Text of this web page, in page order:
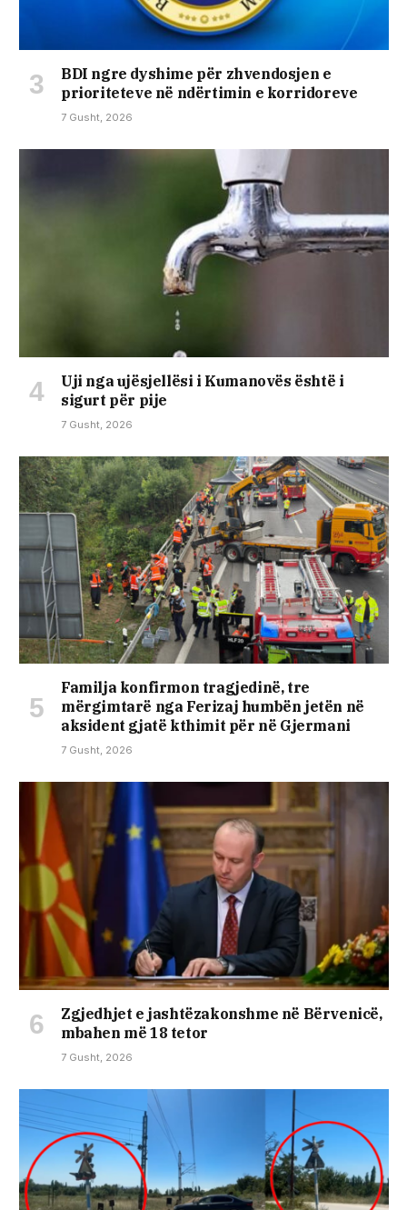
BDI ngre dyshime për zhvendosjen e
prioriteteve në ndërtimin e korridoreve
7 Gusht, 2026
Uji nga ujësjellësi i Kumanovës është i
sigurt për pije
7 Gusht, 2026
Familja konfirmon tragjedinë, tre
mërgimtarë nga Ferizaj humbën jetën në
aksident gjatë kthimit për në Gjermani
7 Gusht, 2026
Zgjedhjet e jashtëzakonshme në Bërvenicë,
mbahen më 18 tetor
7 Gusht, 2026